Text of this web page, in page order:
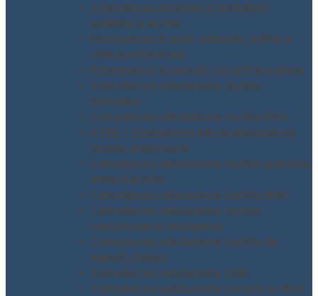
Consulenza accesso a contributi
pubblici e privati
Formazione in aula, azienda, online e
videoconferenza
Formazione incaricati uso attrezzature
Consulenza valutazione rischio
biologico
Consulenza valutazione rischio ROA
ATEX – Consulenza per la valutazione
rischio esplosione
Consulenza valutazione rischio scariche
atmosferiche
Consulenza valutazione rischio MMC
Consulenza valutazione rischio
cancerogeno mutageno
Consulenza valutazione rischio da
agenti chimici
Consulenza valutazione CEM
Consulenza valutazione rumore e vibro